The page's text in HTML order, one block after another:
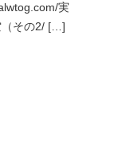
実
（その2/ […]